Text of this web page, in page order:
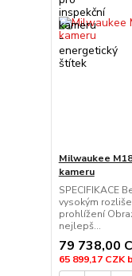
Milwaukee
kameru
SPECIFIKACE
vysokým
prohlížení
nejlepš...
79 738,00
65 899,17 CZK